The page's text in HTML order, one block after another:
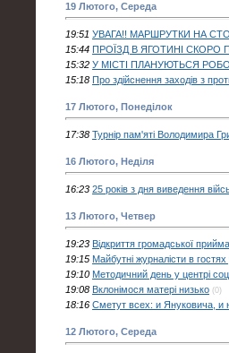
19 Лютого, Середа
19:51 УВАГА!! МАРШРУТКИ НА
15:44 ПРОЇЗД В ЯГОТИНІ СКОРО
15:32 У МІСТІ ПЛАНУЮТЬСЯ
15:18 Про здійснення заходів з
17 Лютого, Понеділок
17:38 Турнір пам'яті Володимира
16 Лютого, Неділя
16:23 25 років з дня виведення
13 Лютого, Четвер
19:23 Відкриття громадської
19:15 Майбутні журналісти в гостях
19:10 Методичний день у центрі
19:08 Вклонімося матері низько (0)
18:16 Cметут всех: и Януковича,
12 Лютого, Середа